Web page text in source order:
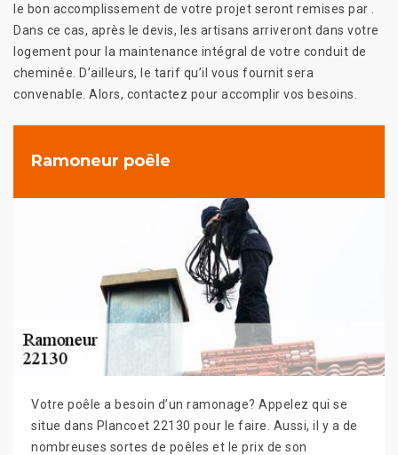
le bon accomplissement de votre projet seront remises par .
Dans ce cas, après le devis, les artisans arriveront dans votre
logement pour la maintenance intégral de votre conduit de
cheminée. D’ailleurs, le tarif qu’il vous fournit sera
convenable. Alors, contactez pour accomplir vos besoins.
Ramoneur poêle
Votre poêle a besoin d’un ramonage? Appelez qui se
situe dans Plancoet 22130 pour le faire. Aussi, il y a de
nombreuses sortes de poêles et le prix de son